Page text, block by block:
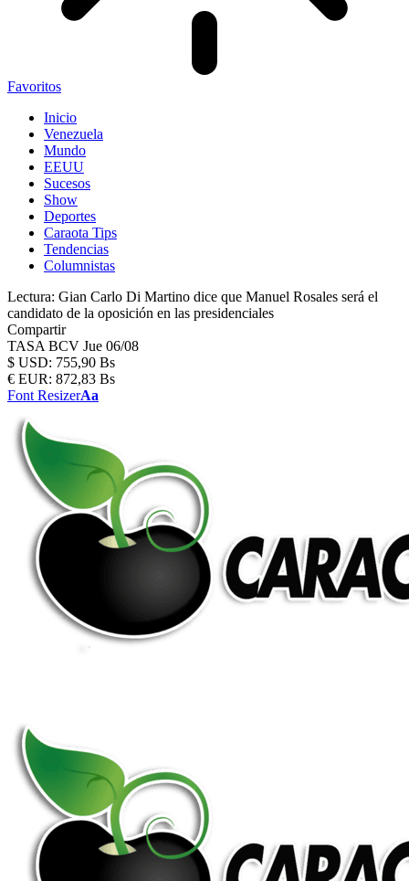
Favoritos
Inicio
Venezuela
Mundo
EEUU
Sucesos
Show
Deportes
Caraota Tips
Tendencias
Columnistas
Lectura: Gian Carlo Di Martino dice que Manuel Rosales será el
candidato de la oposición en las presidenciales
Compartir
TASA BCV Jue 06/08
$ USD: 755,90 Bs
€ EUR: 872,83 Bs
Font ResizerAa